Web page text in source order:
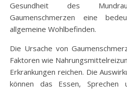
Gesundheit des
Gaumenschmerzen eine
allgemeine Wohlbefinden.
Die Ursache von
Faktoren wie
Erkrankungen reichen. Die
können das Essen,